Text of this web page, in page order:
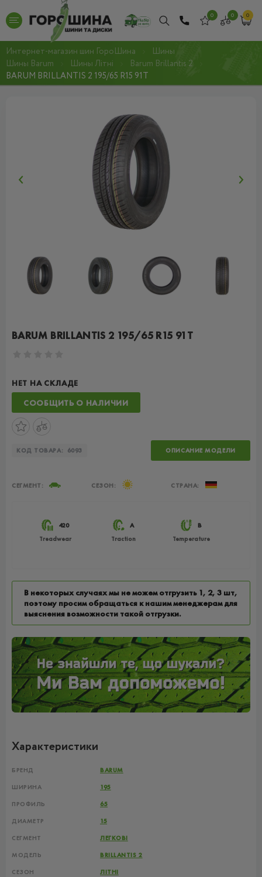
0 0 0
Интернет-магазин шин ГороШина
Шины
Шины Barum
Шины Літні
Barum Brillantis 2
BARUM BRILLANTIS 2 195/65 R15 91T
BARUM BRILLANTIS 2 195/65 R15 91T
НЕТ НА СКЛАДЕ
СООБЩИТЬ О НАЛИЧИИ
КОД ТОВАРА: 6093 ОПИСАНИЕ МОДЕЛИ
420
Treadwear
A
Traction
B
Temperature
СЕГМЕНТ: СЕЗОН: СТРАНА:
В некоторых случаях мы не можем отгрузить 1, 2, 3 шт,
поэтому просим обращаться к нашим менеджерам для
выяснения возможности такой отгрузки.
Характеристики
БРЕНД BARUM
ШИРИНА 195
ПРОФИЛЬ 65
ДИАМЕТР 15
СЕГМЕНТ ЛЕГКОВІ
МОДЕЛЬ BRILLANTIS 2
СЕЗОН ЛІТНІ